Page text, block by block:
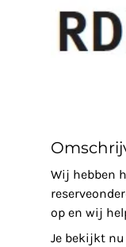
Wij hebben
op en wij
Je bekijkt